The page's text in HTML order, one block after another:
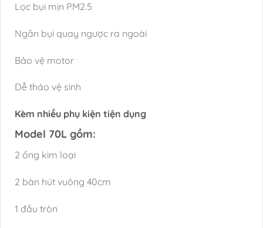
Lọc bụi mịn PM2.5
Ngăn bụi quay ngược ra ngoài
Bảo vệ motor
Dễ tháo vệ sinh
Kèm nhiều phụ kiện tiện dụng
Model 70L gồm:
2 ống kim loại
2 bàn hút vuông 40cm
1 đầu tròn